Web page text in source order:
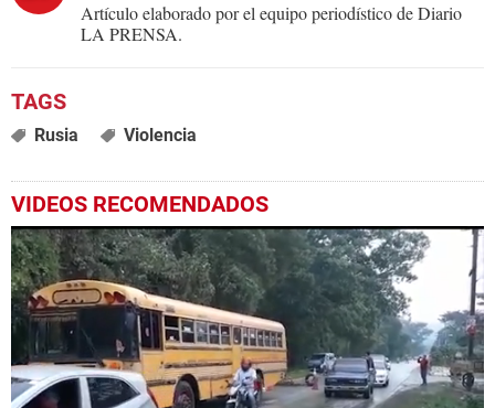
Artículo elaborado por el equipo periodístico de Diario
LA PRENSA.
Rusia Violencia
VIDEOS RECOMENDADOS